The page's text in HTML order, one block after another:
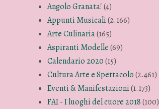
Angolo Granata!(4)
Appunti Musicali(2.166)
Arte Culinaria(165)
Aspiranti Modelle(69)
Calendario 2020(15)
Cultura Arte e Spettacolo(2.461)
Eventi & Manifestazioni(1.173)
FAI - I luoghi del cuore 2018(100)